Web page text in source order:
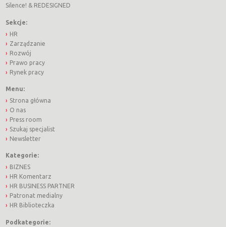
Silence! & REDESIGNED
Sekcje:
HR
Zarządzanie
Rozwój
Prawo pracy
Rynek pracy
Menu:
Strona główna
O nas
Press room
Szukaj specjalist
Newsletter
Kategorie:
BIZNES
HR Komentarz
HR BUSINESS PARTNER
Patronat medialny
HR Biblioteczka
Podkategorie: